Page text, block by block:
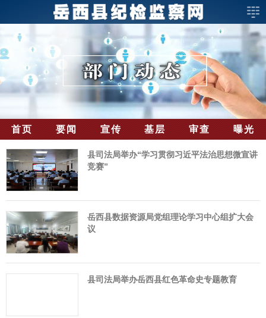
首页 要闻 宣传 基层 审查 曝光
县司法局举办“学习贯彻习近平法治思想微宣讲
竞赛”
岳西县数据资源局党组理论学习中心组扩大会
议
县司法局举办岳西县红色革命史专题教育